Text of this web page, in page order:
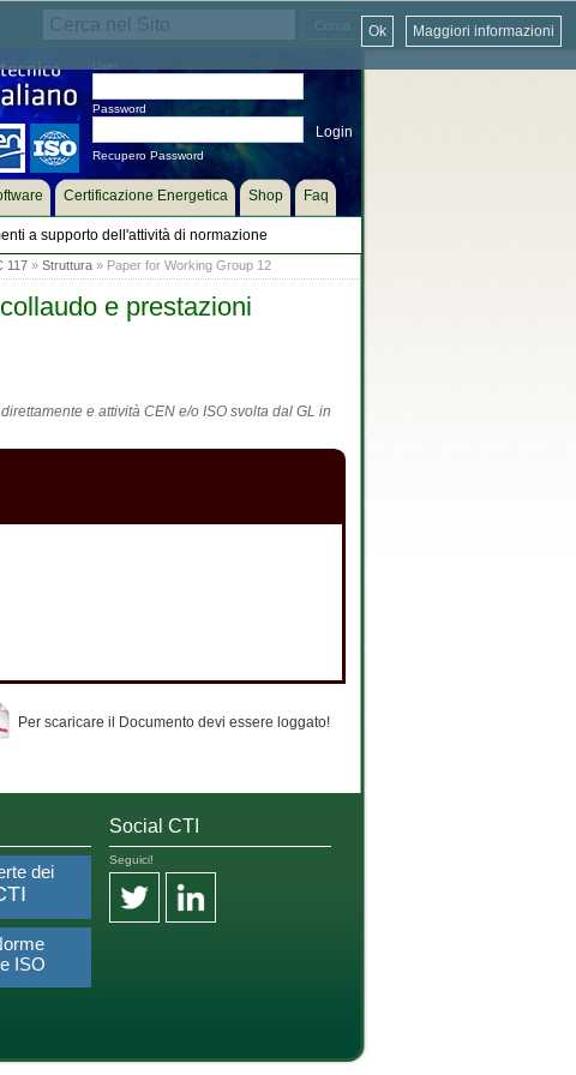
Password
Recupero Password
a supporto dell'attività di normazione
Certificazione Energetica Shop Faq
117» Struttura» Paper for Working Group 12
e prestazioni
e attività CEN e/o ISO svolta dal GL in
Per scaricare il Documento devi essere loggato!
dei
ISO
Social CTI
Seguici!
Maggiori informazioni
Ok